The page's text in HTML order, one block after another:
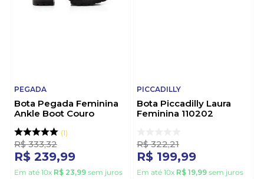
PEGADA
Bota Pegada Feminina
Ankle Boot Couro
1
R$ 333,32
R$ 239,99
Em até 10x R$ 23,99 sem juros
PICCADILLY
Bota Piccadilly Laura
Feminina 110202
R$ 322,21
R$ 199,99
Em até 10x R$ 19,99 sem juros